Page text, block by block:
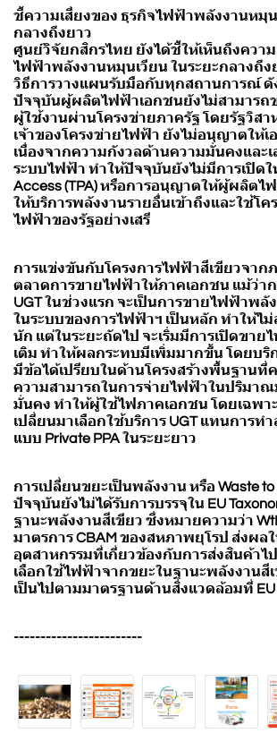
ชี้ความเสี่ยงของ ธุรกิจไฟฟ้าพลังงานหมุน
กลางถึงยาว
ศูนย์วิจัยกสิกรไทย ยังได้ชี้ให้เห็นถึงความ
ไฟฟ้าพลังงานหมุนเวียน ในระยะกลางถึง
วิธีการวางแผนรับมือกับทุกสถานการณ์ ดั
ปัจจุบันผู้ผลิตไฟฟ้าเอกชนยังไม่สามารถ
ผู้ใช้งานผ่านโครงข่ายภาครัฐ โดยรัฐวิสา
เจ้าของโครงข่ายไฟฟ้า ยังไม่อนุญาตให้เ
เนื่องจากความกังวลด้านความมั่นคงและ
ระบบไฟฟ้า ทำให้ปัจจุบันยังไม่มีการเปิดใ
Access (TPA) หรือการอนุญาตให้ผู้ผลิตไ
ให้บริการพลังงานรายอื่นเข้าถึงและใช้โค
ไฟฟ้าของรัฐอย่างเสรี
การแข่งขันกับโครงการไฟฟ้าสีเขียวจากภ
ตลาดการขายไฟฟ้าให้ภาคเอกชน แม้ว่าก
UGT ในช่วงแรก จะเป็นการขายไฟฟ้าพลั
ในระบบของการไฟฟ้าฯ เป็นหลัก ทำให้ไ
นัก แต่ในระยะถัดไป จะเริ่มมีการเปิดขา
เติม ทำให้ผลกระทบมีเพิ่มมากขึ้น โดยบริ
มีข้อได้เปรียบในด้านโครงสร้างพื้นฐานที่
ความสามารถในการจ่ายไฟฟ้าในปริมาณ
มั่นคง ทำให้ผู้ใช้ไฟภาคเอกชน โดยเฉพา
เปลี่ยนมาเลือกใช้บริการ UGT แทนการ
แบบ Private PPA ในระยะยาว
การเปลี่ยนขยะเป็นพลังงาน หรือ Waste to
ปัจจุบันยังไม่ได้รับการบรรจุใน EU
ฐานะพลังงานสีเขียว ซึ่งหมายความว่า
มาตรการ CBAM ของสหภาพยุโรป ส่งผล
อุตสาหกรรมที่เกี่ยวข้องกับการส่งสินค้าไ
เลือกใช้ไฟฟ้าจากขยะในฐานะพลังงานสีเ
เป็นไปตามมาตรฐานด้านสิ่งแวดล้อมที่
------------------------